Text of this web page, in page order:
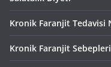
Kronik Faranjit Tedavisi
Kronik Faranjit Sebepleri